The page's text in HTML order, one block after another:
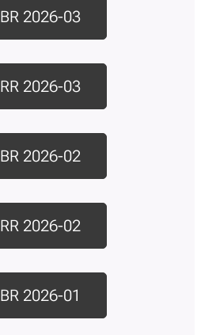
BR 2026-03
RR 2026-03
BR 2026-02
RR 2026-02
BR 2026-01